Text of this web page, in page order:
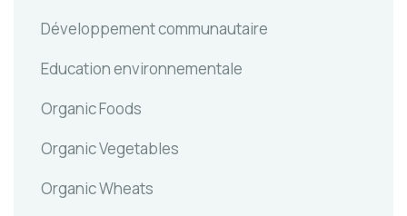
Développement communautaire
Education environnementale
Organic Foods
Organic Vegetables
Organic Wheats